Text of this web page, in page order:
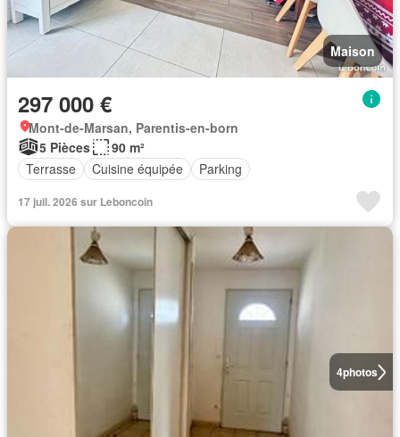
Maison
297 000 €
Mont-de-Marsan, Parentis-en-born
5 Pièces
90 m²
Terrasse
Cuisine équipée Parking
17 juil. 2026 sur Leboncoin
4photos